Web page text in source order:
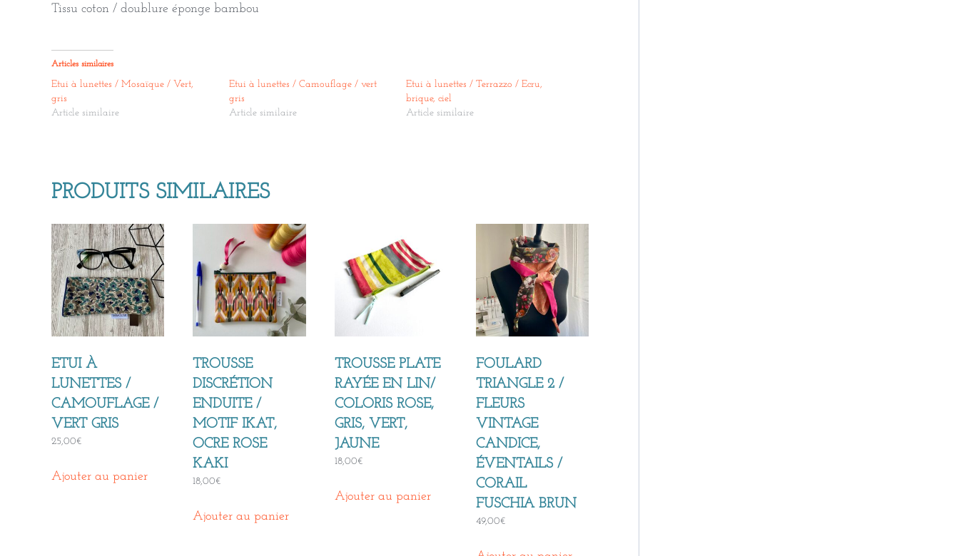
Tissu coton / doublure éponge bambou
Articles similaires
Etui à lunettes / Mosaïque / Vert,
gris
Article similaire
Etui à lunettes / Camouflage / vert
gris
Article similaire
Etui à lunettes / Terrazzo / Ecru,
brique, ciel
Article similaire
PRODUITS SIMILAIRES
ETUI À
LUNETTES /
CAMOUFLAGE /
VERT GRIS
25,00€
Ajouter au panier
TROUSSE
DISCRÉTION
ENDUITE /
MOTIF IKAT,
OCRE ROSE
KAKI
18,00€
Ajouter au panier
TROUSSE PLATE
RAYÉE EN LIN/
COLORIS ROSE,
GRIS, VERT,
JAUNE
18,00€
Ajouter au panier
FOULARD
TRIANGLE 2 /
FLEURS
VINTAGE
CANDICE,
ÉVENTAILS /
CORAIL
FUSCHIA BRUN
49,00€